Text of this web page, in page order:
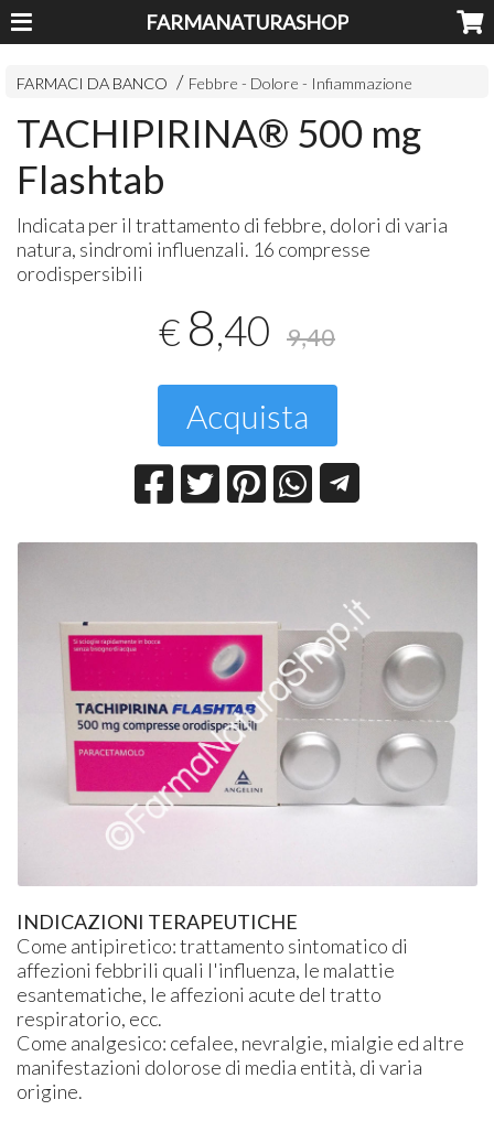
FARMANATURASHOP
FARMACI DA BANCO Febbre - Dolore - Infiammazione
TACHIPIRINA® 500 mg
Flashtab
Indicata per il trattamento di febbre, dolori di varia
natura, sindromi influenzali. 16 compresse
orodispersibili
€ 8,40 9,40
Acquista
INDICAZIONI TERAPEUTICHE
Come antipiretico: trattamento sintomatico di
affezioni febbrili quali l'influenza, le malattie
esantematiche, le affezioni acute del tratto
respiratorio, ecc.
Come analgesico: cefalee, nevralgie, mialgie ed altre
manifestazioni dolorose di media entità, di varia
origine.